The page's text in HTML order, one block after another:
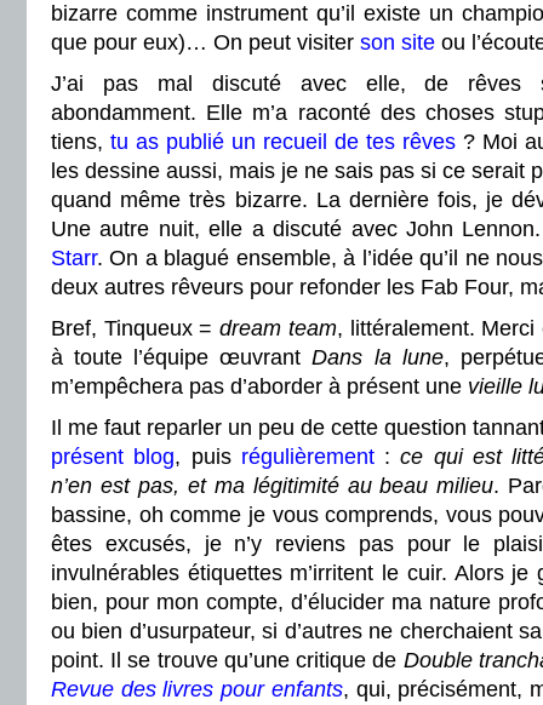
bizarre comme instrument qu’il existe un
que pour eux)… On peut visiter son site ou
J’ai pas mal discuté avec elle, de rêves
abondamment. Elle m’a raconté des choses
tiens, tu as publié un recueil de tes rêves ? Moi
les dessine aussi, mais je ne sais pas si ce serait
quand même très bizarre. La dernière fois, je
Une autre nuit, elle a discuté avec John
Starr. On a blagué ensemble, à l’idée qu’il ne
deux autres rêveurs pour refonder les Fab Four,
Bref, Tinqueux =dream team, littéralement.
à toute l’équipe œuvrantDans la lune,
m’empêchera pas d’aborder à présent une vieille
Il me faut reparler un peu de cette question
présent blog, puis régulièrement:ce qui est
n’en est pas, et ma légitimité au beau milieu.
bassine, oh comme je vous comprends, vous
êtes excusés, je n’y reviens pas pour le
invulnérables étiquettes m’irritent le cuir. Alors
bien, pour mon compte, d’élucider ma nature
ou bien d’usurpateur, si d’autres ne cherchaient
point. Il se trouve qu’une critique de Double
Revue des livres pour enfants, qui, précisément,